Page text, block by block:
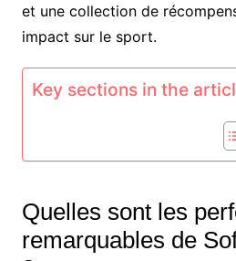
et une collection de
impact sur le sport.
Key sections in the
Quelles sont les
remarquables de